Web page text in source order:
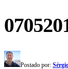
Postado por: